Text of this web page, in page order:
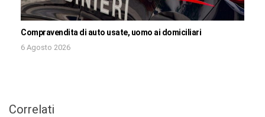
Compravendita di auto usate, uomo ai domiciliari
6 Agosto 2026
Correlati